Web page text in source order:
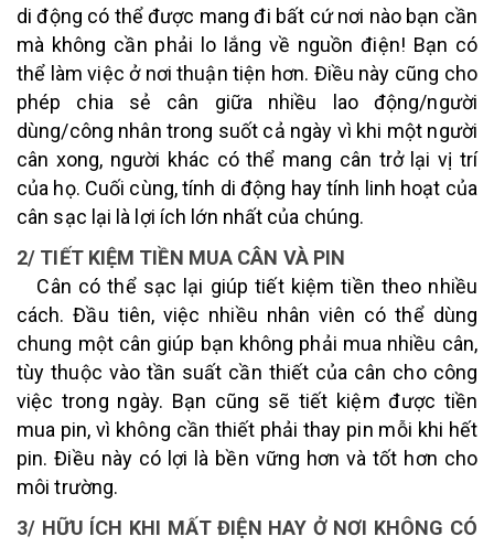
di động có thể được mang đi bất cứ nơi nào bạn cần
mà không cần phải lo lắng về nguồn điện! Bạn có
thể làm việc ở nơi thuận tiện hơn. Điều này cũng cho
phép chia sẻ cân giữa nhiều lao động/người
dùng/công nhân trong suốt cả ngày vì khi một người
cân xong, người khác có thể mang cân trở lại vị trí
của họ. Cuối cùng, tính di động hay tính linh hoạt của
cân sạc lại là lợi ích lớn nhất của chúng.
2/ TIẾT KIỆM TIỀN MUA CÂN VÀ PIN
Cân có thể sạc lại giúp tiết kiệm tiền theo nhiều
cách. Đầu tiên, việc nhiều nhân viên có thể dùng
chung một cân giúp bạn không phải mua nhiều cân,
tùy thuộc vào tần suất cần thiết của cân cho công
việc trong ngày. Bạn cũng sẽ tiết kiệm được tiền
mua pin, vì không cần thiết phải thay pin mỗi khi hết
pin. Điều này có lợi là bền vững hơn và tốt hơn cho
môi trường.
3/ HỮU ÍCH KHI MẤT ĐIỆN HAY Ở NƠI KHÔNG CÓ